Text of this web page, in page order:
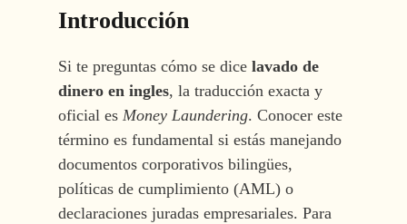
Introducción
Si te preguntas cómo se dice lavado de
dinero en ingles, la traducción exacta y
oficial es Money Laundering. Conocer este
término es fundamental si estás manejando
documentos corporativos bilingües,
políticas de cumplimiento (AML) o
declaraciones juradas empresariales. Para